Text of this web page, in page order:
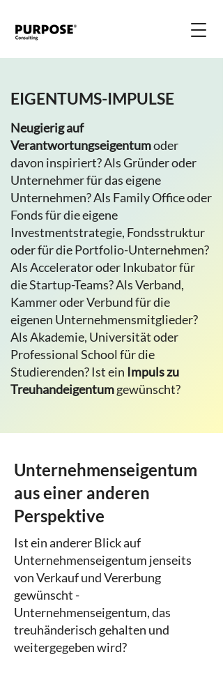
EIGENTUMS-IMPULSE
Neugierig auf
Verantwortungseigentumoder
davon inspiriert? Als Gründer oder
Unternehmer für das eigene
Unternehmen? Als Family Office oder
Fonds für die eigene
Investmentstrategie, Fondsstruktur
oder für die Portfolio-Unternehmen?
Als Accelerator oder Inkubator für
die Startup-Teams? Als Verband,
Kammer oder Verbund für die
eigenen Unternehmensmitglieder?
Als Akademie, Universität oder
Professional School für die
Studierenden? Ist ein Impuls zu
Treuhandeigentumgewünscht?
Unternehmenseigentum
aus einer anderen
Perspektive
Ist ein anderer Blick auf
Unternehmenseigentum jenseits
von Verkauf und Vererbung
gewünscht -
Unternehmenseigentum, das
treuhänderisch gehalten und
weitergegeben wird?